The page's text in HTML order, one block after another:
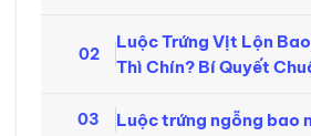
02
Luộc Trứng Vịt Lộn
Thì Chín? Bí Quyết
03 Luộc trứng ngỗng bao